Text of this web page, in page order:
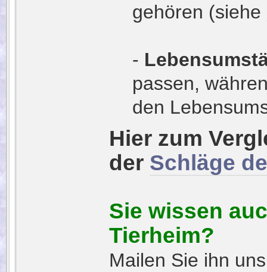
gehören (siehe
-
passen,
den
Hier zum
der Schläge
Sie wissen
Tierheim?
Mailen Sie ihn